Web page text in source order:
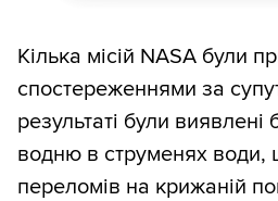
Кілька місій NASA були
спостереженнями за
результаті були виявлені
водню в струменях води,
переломів на крижаній